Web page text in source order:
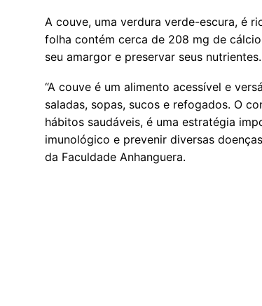
A couve, uma verdura verde-escura, é
folha contém cerca de 208 mg de
seu amargor e preservar seus nutrientes.
“A couve é um alimento acessível e
saladas, sopas, sucos e refogados. O
hábitos saudáveis, é uma estratégia
imunológico e prevenir diversas
da Faculdade Anhanguera.